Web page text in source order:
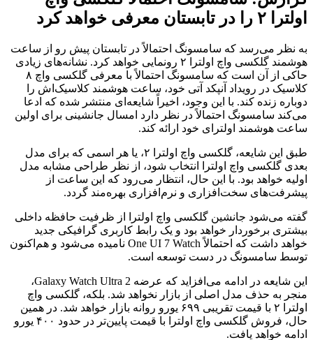
اولترا ۲ را در تابستان معرفی خواهد کرد
به نظر می‌رسد که سامسونگ احتمالاً در تابستان پیش رو از ساعت
هوشمند گلکسی واچ اولترا ۲ رونمایی خواهد کرد. نشانه‌های زیادی
حاکی از آن است که سامسونگ احتمالاً با معرفی گلکسی واچ ۸
کلاسیک در رویداد آنپکد آتی خود، ساعت هوشمند کلاسیک‌اش را
دوباره زنده کند. با این وجود، اخیراً شایعه‌ای منتشر شده که ادعا
می‌کند سامسونگ احتمالاً در نظر دارد امسال جانشینی برای اولین
ساعت هوشمند اولترای خود ارائه کند.
طبق این شایعه، گلکسی واچ اولترا ۲، یا هر اسمی که برای مدل
بعدی گلکسی واچ اولترا انتخاب شود، از نظر طراحی مشابه مدل
اولیه خواهد بود. با این حال، انتظار می‌رود که این ساعت از
پیشرفت‌های سخت‌افزاری و نرم‌افزاری بهره‌مند گردد.
گفته می‌شود جانشین گلکسی واچ اولترا از ظرفیت حافظه داخلی
بیشتری برخوردار خواهد بود و یک رابط کاربری گرافیکی جدید
خواهد داشت که احتمالاً One UI 7 Watch نامیده می‌شود و هم‌اکنون
توسط سامسونگ در دست توسعه است.
این شایعه در ادامه می‌افزاید که عرضه Galaxy Watch Ultra 2،
منجر به حذف مدل اصلی از بازار نخواهد شد. بلکه، گلکسی واچ
اولترا ۲ با قیمت تقریبی ۶۹۹ یورو روانه بازار خواهد شد. در همین
حال، فروش گلکسی واچ اولترا با قیمت پایین‌تر در حدود ۴۰۰ یورو
ادامه خواهد یافت.